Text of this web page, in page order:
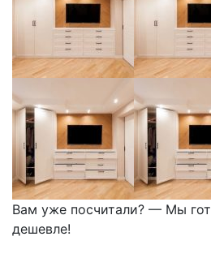
Вам уже посчитали? — Мы
дешевле!